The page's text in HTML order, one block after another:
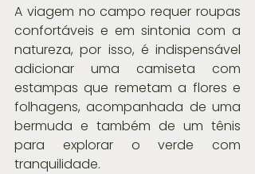
A viagem no campo requer roupas
confortáveis e em sintonia com a
natureza, por isso, é indispensável
adicionar uma camiseta com
estampas que remetam a flores e
folhagens, acompanhada de uma
bermuda e também de um tênis
para explorar o verde com
tranquilidade.